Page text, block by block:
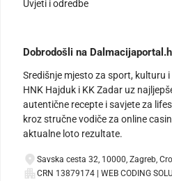
Uvjeti i odredbe
Dobrodošli na
Središnje mjesto za sport, kulturu
HNK Hajduk i KK Zadar uz
autentične recepte i savjete za
kroz stručne vodiče za online
aktualne loto rezultate.
Savska cesta 32, 10000, Zagreb,
CRN 13879174 | WEB CODING